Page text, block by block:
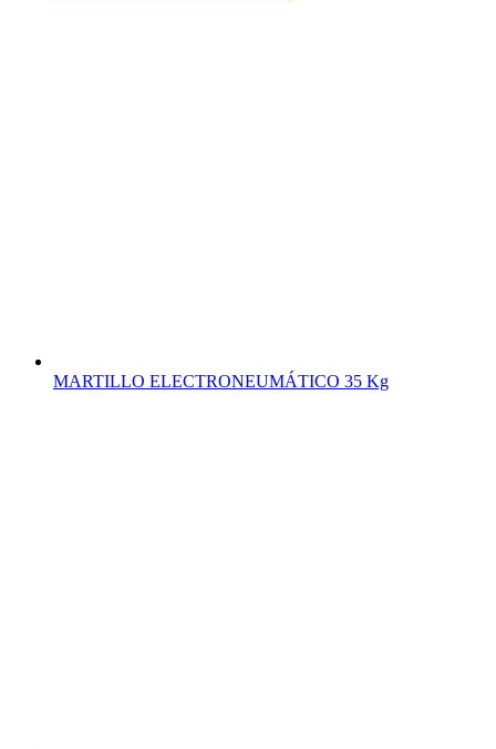
MARTILLO ELECTRONEUMÁTICO 35 Kg